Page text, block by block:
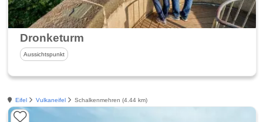
Dronketurm
Aussichtspunkt
Eifel Vulkaneifel Schalkenmehren (4.44 km)